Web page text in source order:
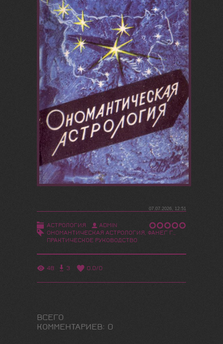
07.07.2026, 12:51
АСТРОЛОГИЯ
ADMIN
ОНОМАНТИЧЕСКАЯ АСТРОЛОГИЯ, ФАНЕГ Г.,
ПРАКТИЧЕСКОЕ РУКОВОДСТВО
48 3 0.0/0
ВСЕГО
КОММЕНТАРИЕВ: 0